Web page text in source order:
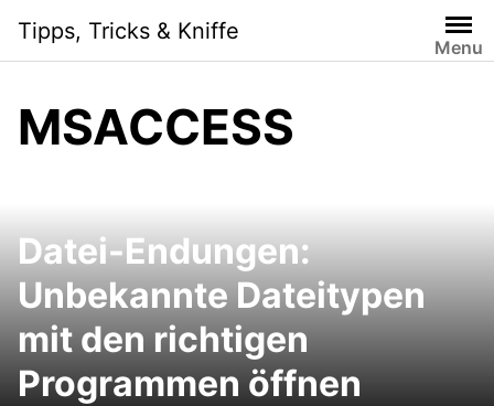
content
Tipps, Tricks & Kniffe
Menu
MSACCESS
Datei-Endungen:
Unbekannte Dateitypen
mit den richtigen
Programmen öffnen